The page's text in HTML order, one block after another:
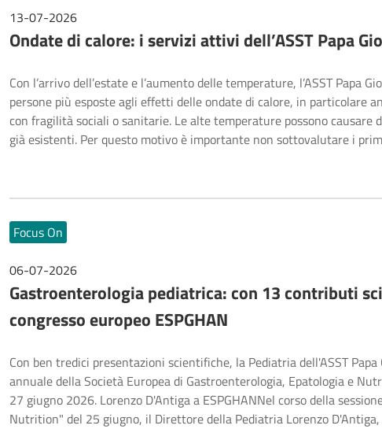
13-07-2026
Ondate di calore: i servizi attivi dell’ASST Papa
Con l’arrivo dell’estate e l’aumento delle temperature, l’ASST Papa
persone più esposte agli effetti delle ondate di calore, in particolare
con fragilità sociali o sanitarie. Le alte temperature possono
già esistenti. Per questo motivo è importante non sottovalutare i
Focus On
06-07-2026
Gastroenterologia pediatrica: con 13 contributi
congresso europeo ESPGHAN
Con ben tredici presentazioni scientifiche, la Pediatria dell'ASST
annuale della Società Europea di Gastroenterologia, Epatologia e
27 giugno 2026. Lorenzo D'Antiga a ESPGHANNel corso della
Nutrition" del 25 giugno, il Direttore della Pediatria Lorenzo